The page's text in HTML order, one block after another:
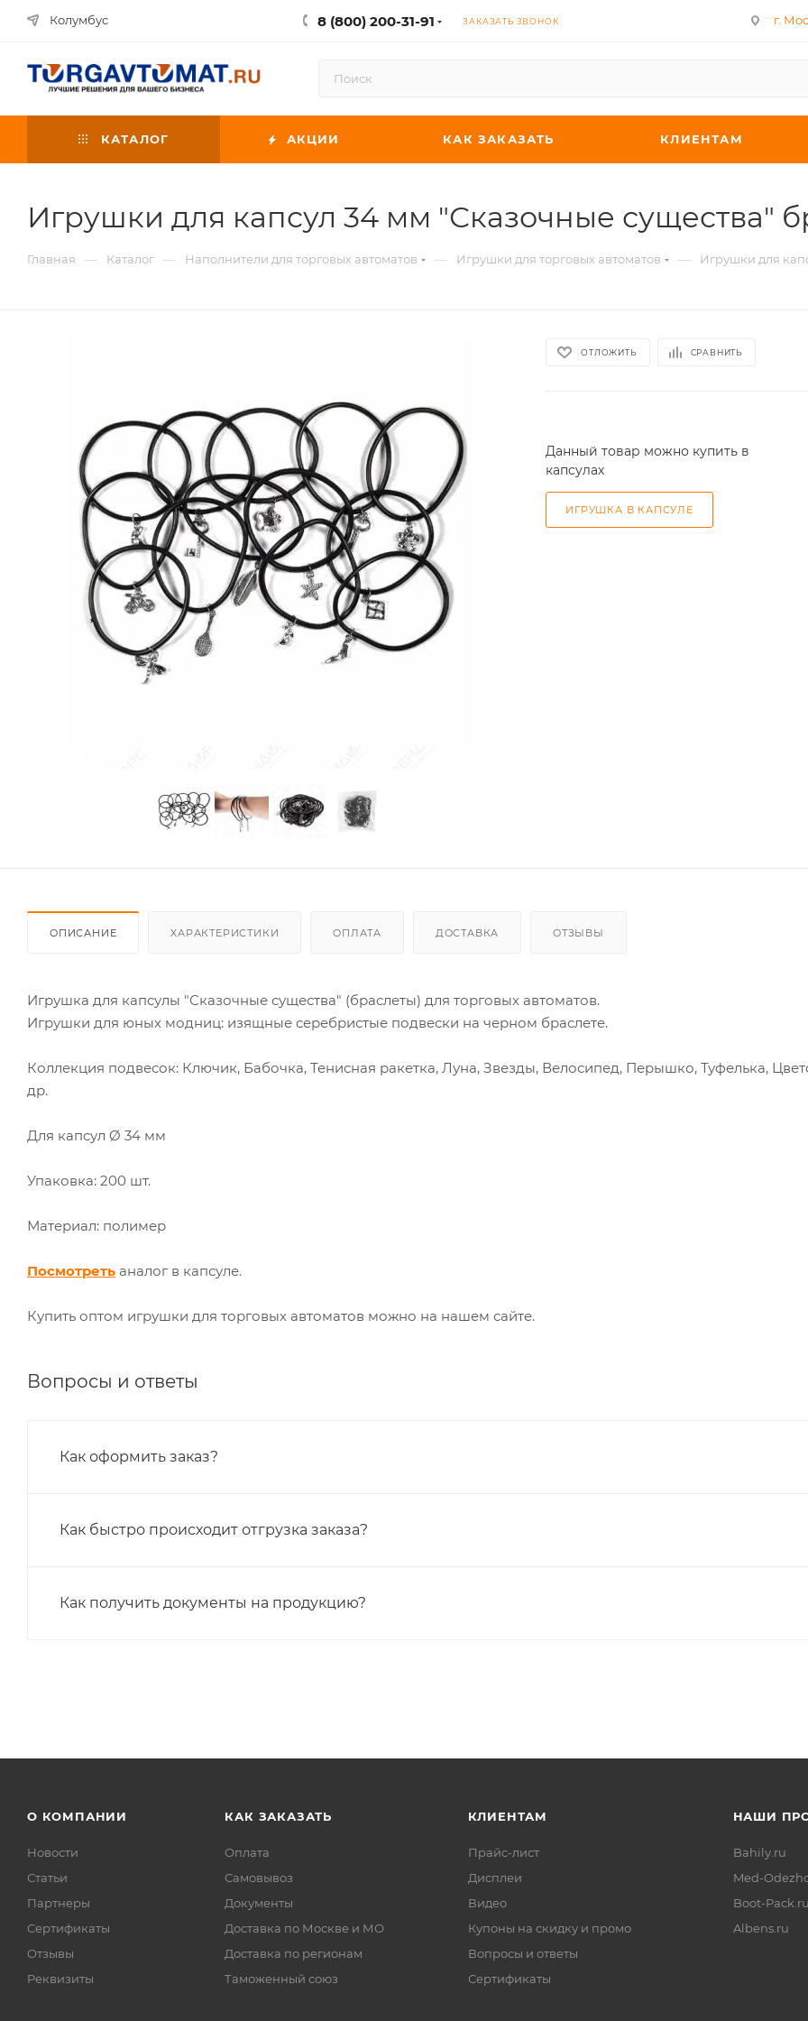
Колумбус 8 (800) 200-31-91 ЗАКАЗАТЬ ЗВОНОК г.
КАТАЛОГ АКЦИИ КАК ЗАКАЗАТЬ КЛИЕНТАМ
Игрушки для капсул 34 мм "Сказочные существа"
Главная — Каталог — Наполнители для торговых автоматов — Игрушки для торговых автоматов — Игрушки для
ОТЛОЖИТЬ СРАВНИТЬ
Данный товар можно купить в
капсулах
ИГРУШКА В КАПСУЛЕ
ОПИСАНИЕ ХАРАКТЕРИСТИКИ ОПЛАТА ДОСТАВКА ОТЗЫВЫ
Игрушка для капсулы "Сказочные существа" (браслеты) для торговых автоматов.
Игрушки для юных модниц: изящные серебристые подвески на черном браслете.
Коллекция подвесок: Ключик, Бабочка, Тенисная ракетка, Луна, Звезды, Велосипед, Перышко, Туфелька,
др.
Для капсул Ø 34 мм
Упаковка: 200 шт.
Материал: полимер
Посмотреть аналог в капсуле.
Купить оптом игрушки для торговых автоматов можно на нашем сайте.
Вопросы и ответы
Как оформить заказ?
Как быстро происходит отгрузка заказа?
Как получить документы на продукцию?
О КОМПАНИИ
Новости
Статьи
Партнеры
Сертификаты
Отзывы
Реквизиты
КАК ЗАКАЗАТЬ
Оплата
Самовывоз
Документы
Доставка по Москве и МО
Доставка по регионам
Таможенный союз
КЛИЕНТАМ
Прайс-лист
Дисплеи
Видео
Купоны на скидку и промо
Вопросы и ответы
Сертификаты
НАШИ
Bahily.ru
Med-
Boot-Pack.ru
Albens.ru